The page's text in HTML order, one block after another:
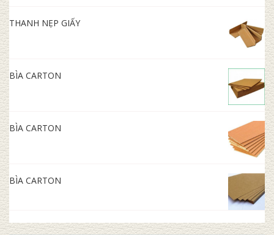
THANH NẸP GIẤY
BÌA CARTON
BÌA CARTON
BÌA CARTON